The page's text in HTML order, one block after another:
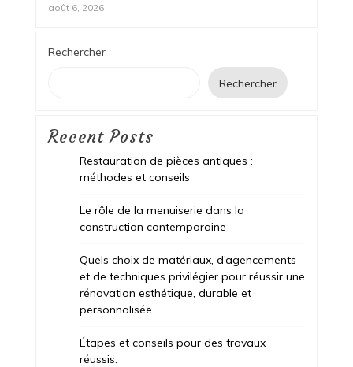
août 6, 2026
Rechercher
Rechercher
Recent Posts
Restauration de pièces antiques :
méthodes et conseils
Le rôle de la menuiserie dans la
construction contemporaine
Quels choix de matériaux, d’agencements
et de techniques privilégier pour réussir une
rénovation esthétique, durable et
personnalisée
Étapes et conseils pour des travaux
réussis.